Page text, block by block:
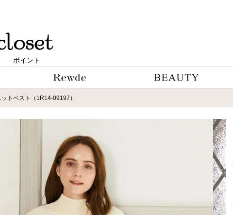
ポイント
ットベスト（1R14-09197）